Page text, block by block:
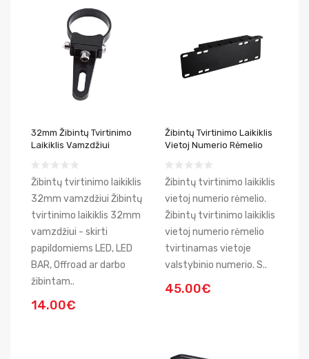
32mm Žibintų Tvirtinimo
Laikiklis Vamzdžiui
Žibintų tvirtinimo laikiklis
32mm vamzdžiui Žibintų
tvirtinimo laikiklis 32mm
vamzdžiui - skirti
papildomiems LED, LED
BAR, Offroad ar darbo
žibintam..
14.00€
Žibintų Tvirtinimo Laikiklis
Vietoj Numerio Rėmelio
Žibintų tvirtinimo laikiklis
vietoj numerio rėmelio.
Žibintų tvirtinimo laikiklis
vietoj numerio rėmelio
tvirtinamas vietoje
valstybinio numerio. S..
45.00€